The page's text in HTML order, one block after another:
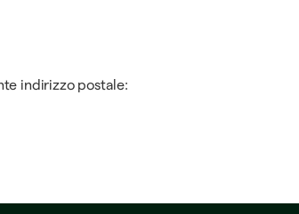
indirizzo postale: